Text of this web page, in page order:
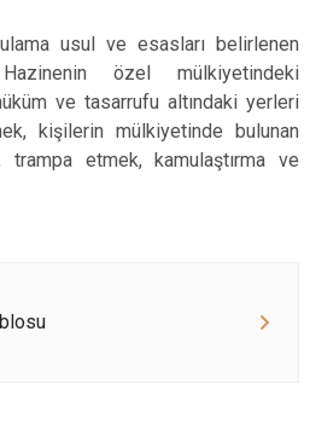
usul ve esasları belirlenen
özel mülkiyetindeki
ve tasarrufu altındaki yerleri
kişilerin mülkiyetinde bulunan
trampa etmek, kamulaştırma ve